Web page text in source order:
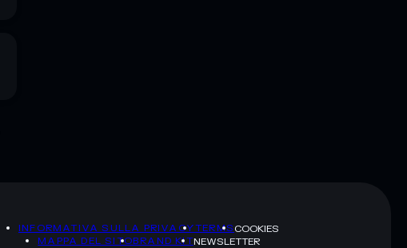
INFORMATIVA SULLA PRIVACYTERMSCOOKIES
MAPPA DEL SITOBRAND KITNEWSLETTER